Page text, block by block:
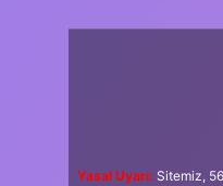
Yasal Uyarı: Sitemiz,